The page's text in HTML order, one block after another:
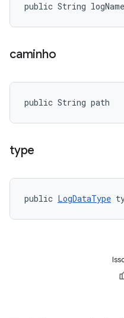
public String logName
caminho
public String path
type
public LogDataType